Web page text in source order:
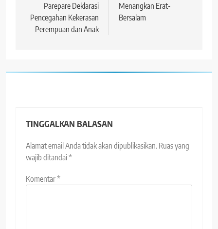
Parepare Deklarasi
Pencegahan Kekerasan
Perempuan dan Anak
Menangkan Erat-
Bersalam
TINGGALKAN BALASAN
Alamat email Anda tidak akan dipublikasikan. Ruas yang
wajib ditandai*
Komentar*